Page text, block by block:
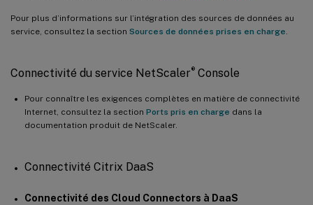
Pour plus d’informations sur l’intégration des sources de données au
service, consultez la section Sources de données prises en charge.
Connectivité du service NetScaler®Console
Pour connaître les exigences complètes en matière de connectivité
Internet, consultez la section Ports pris en charge dans la
documentation produit de NetScaler.
Connectivité Citrix DaaS
Connectivité des Cloud Connectors à DaaS